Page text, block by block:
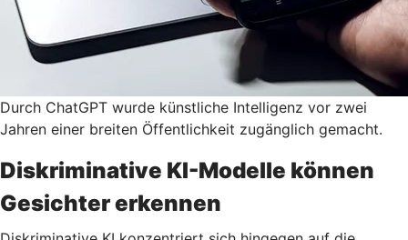
Durch ChatGPT wurde künstliche Intelligenz vor zwei
Jahren einer breiten Öffentlichkeit zugänglich gemacht.
Diskriminative KI-Modelle können
Gesichter erkennen